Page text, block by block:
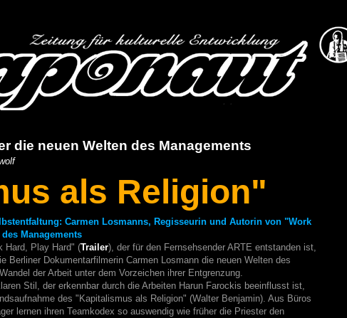
die neuen Welten des Managements
als Religion"
Carmen Losmanns, Regisseurin und Autorin von "Work
Managements
Hard, Play Hard" (Trailer), der für den Fernsehsender ARTE entstanden ist,
Berliner Dokumentarfilmerin Carmen Losmann die neuen Welten des
der Arbeit unter dem Vorzeichen ihrer Entgrenzung.
Stil, der erkennbar durch die Arbeiten Harun Farockis beeinflusst ist,
des "Kapitalismus als Religion" (Walter Benjamin). Aus Büros
lernen ihren Teamkodex so auswendig wie früher die Priester den